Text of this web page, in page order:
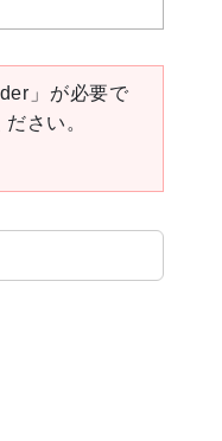
」が必要で
さい。